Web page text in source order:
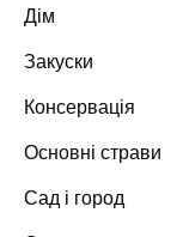
Дім
Закуски
Консервація
Основні страви
Сад і город